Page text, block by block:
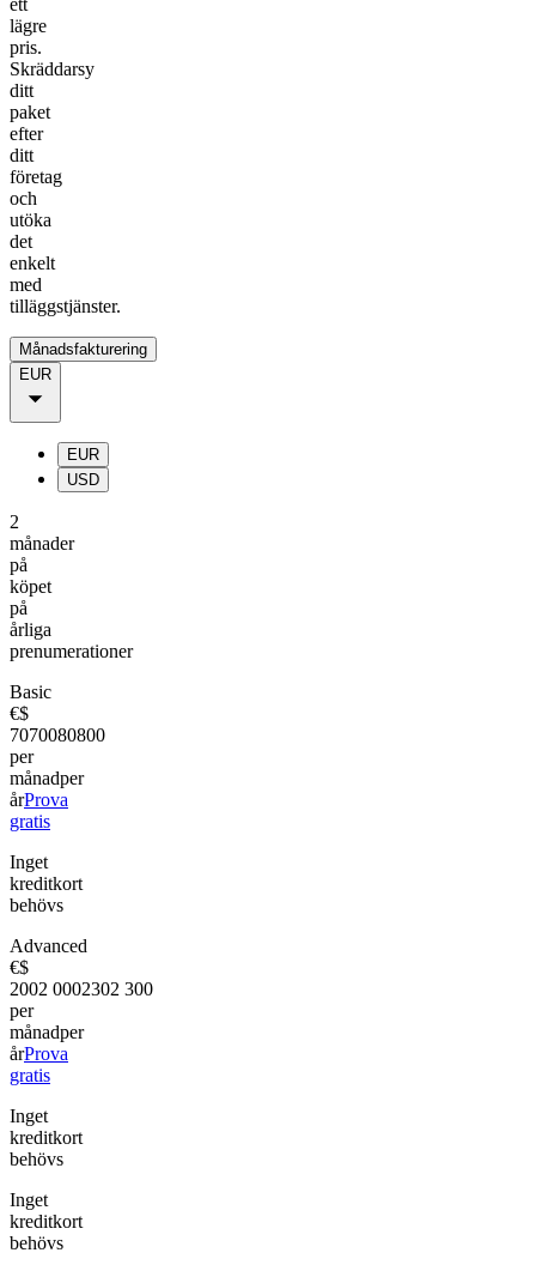
lägre
pris.
Skräddarsy
ditt
paket
efter
ditt
företag
och
utöka
det
enkelt
med
tilläggstjänster.
Månadsfakturering
EUR
EUR
USD
2
månader
på
köpet
på
årliga
prenumerationer
Basic
€$
7070080800
per
månadper
årProva
gratis
Inget
kreditkort
behövs
Advanced
€$
2002 0002302 300
per
månadper
årProva
gratis
Inget
kreditkort
behövs
Inget
kreditkort
behövs